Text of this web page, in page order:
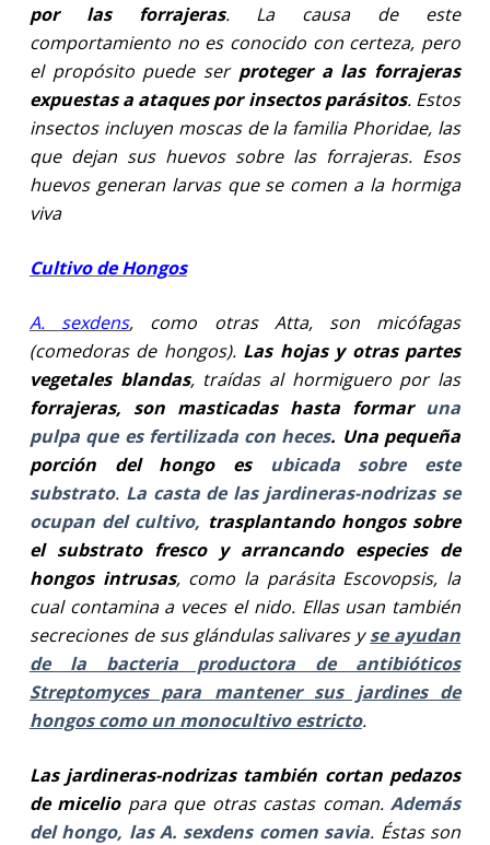
por las forrajeras. La causa de este
comportamiento no es conocido con certeza, pero
el propósito puede ser proteger a las forrajeras
expuestas a ataques por insectos parásitos. Estos
insectos incluyen moscas de la familia Phoridae, las
que dejan sus huevos sobre las forrajeras. Esos
huevos generan larvas que se comen a la hormiga
viva
Cultivo de Hongos
A. sexdens, como otras Atta, son micófagas
(comedoras de hongos). Las hojas y otras partes
vegetales blandas, traídas al hormiguero por las
forrajeras, son masticadas hasta formar una
pulpa que es fertilizada con heces. Una pequeña
porción del hongo es ubicada sobre este
substrato. La casta de las jardineras-nodrizas se
ocupan del cultivo, trasplantando hongos sobre
el substrato fresco y arrancando especies de
hongos intrusas, como la parásita Escovopsis, la
cual contamina a veces el nido. Ellas usan también
secreciones de sus glándulas salivares yse ayudan
de la bacteria productora de antibióticos
Streptomyces para mantener sus jardines de
hongos como un monocultivo estricto.
Las jardineras-nodrizas también cortan pedazos
de miceliopara que otras castas coman.Además
del hongo, las A. sexdens comen savia. Éstas son